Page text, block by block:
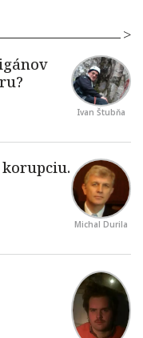
Ivan Štubňa
Michal Durila